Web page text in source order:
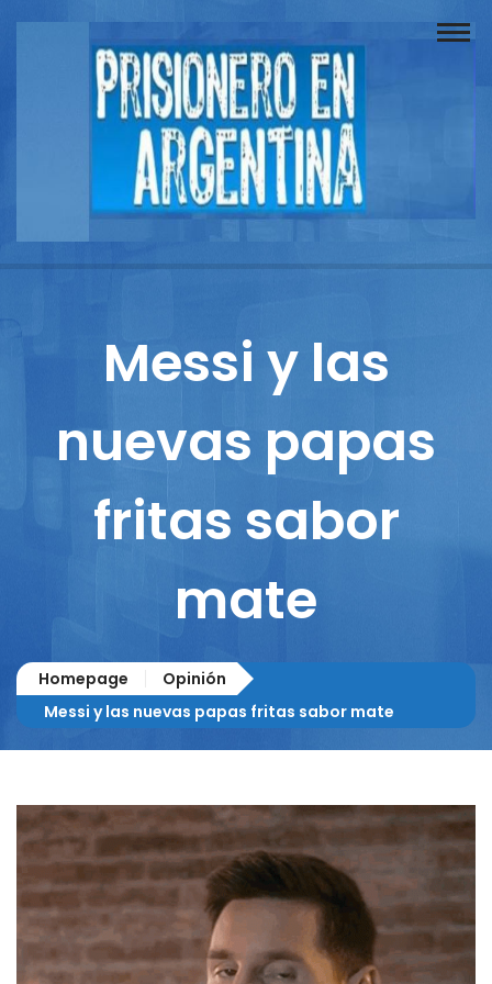
Buscador
Documentos
ReportajesMessi y las
nuevas papas
fritas sabor
mate
Homepage
Opinión
Messi y las nuevas papas fritas sabor mate